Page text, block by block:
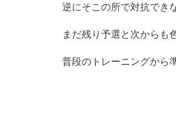
逆にそこの所で対抗でき
まだ残り予選と次からも
普段のトレーニングから